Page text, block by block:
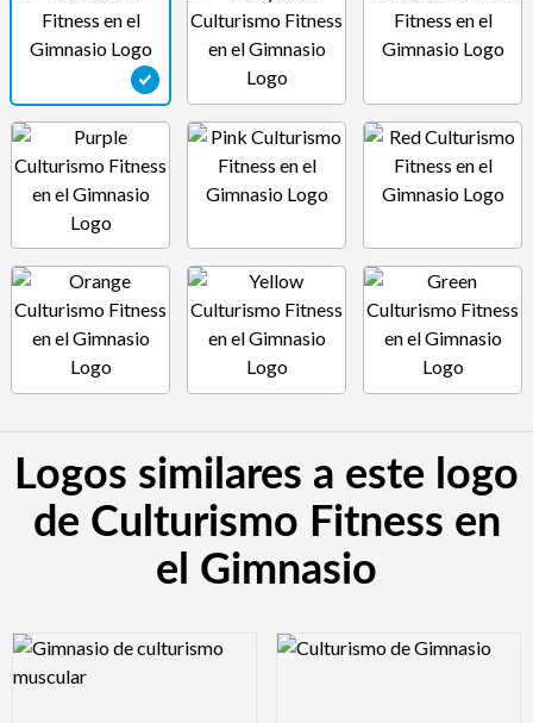
Logos similares a este logo
de Culturismo Fitness en
el Gimnasio
Logo Preview Image Logo Preview Image